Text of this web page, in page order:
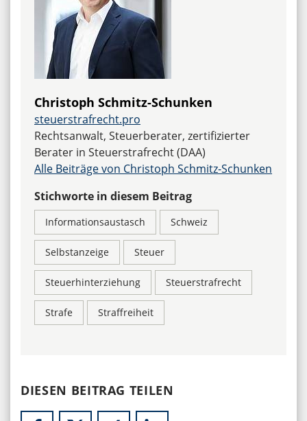
Christoph Schmitz-Schunken
steuerstrafrecht.pro
Rechtsanwalt, Steuerberater, zertifizierter
Berater in Steuerstrafrecht (DAA)
Alle Beiträge von Christoph Schmitz-Schunken
Stichworte in diesem Beitrag
Informationsaustasch Schweiz
Selbstanzeige Steuer
Steuerhinterziehung Steuerstrafrecht
Strafe Straffreiheit
DIESEN BEITRAG TEILEN